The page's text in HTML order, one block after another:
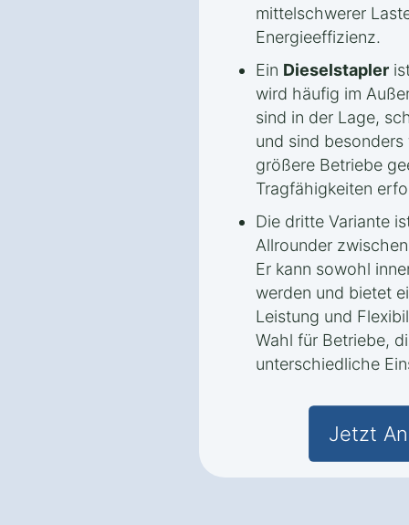
mittelschwerer
Energieeffizienz.
Ein Dieselstapler
wird häufig im
sind in der Lage,
und sind
größere Betriebe
Tragfähigkeiten
Die dritte Variante
Allrounder
Er kann sowohl
werden und bietet
Leistung und
Wahl für Betriebe,
unterschiedliche
Jetzt